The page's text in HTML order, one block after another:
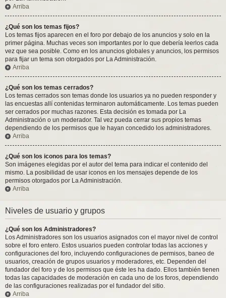
Arriba
¿Qué son los temas fijos?
Los temas fijos aparecen en el foro por debajo de los anuncios y solo en la
primer página. Muchas veces son importantes por lo que debería leerlos cada
vez que sea posible. Como en los anuncios globales y anuncios, los permisos
para fijar un tema son otorgados por La Administración.
Arriba
¿Qué son los temas cerrados?
Los temas cerrados son temas donde los usuarios ya no pueden responder y
las encuestas allí contenidas terminaron automáticamente. Los temas pueden
ser cerrados por muchas razones. Esta decisión es tomada por La
Administración o un moderador. Tal vez pueda cerrar sus propios temas
dependiendo de los permisos que le hayan concedido los administradores.
Arriba
¿Qué son los iconos para los temas?
Son imágenes elegidas por el autor del tema para indicar el contenido del
mismo. La posibilidad de usar iconos en los mensajes depende de los
permisos otorgados por La Administración.
Arriba
Niveles de usuario y grupos
¿Qué son los Administradores?
Los Administradores son los usuarios asignados con el mayor nivel de control
sobre el foro entero. Estos usuarios pueden controlar todas las acciones y
configuraciones del foro, incluyendo configuraciones de permisos, baneo de
usuarios, creación de grupos usuarios y moderadores, etc. Dependen del
fundador del foro y de los permisos que éste les ha dado. Ellos también tienen
todas las capacidades de moderación en cada uno de los foros, dependiendo
de las configuraciones realizadas por el fundador del sitio.
Arriba